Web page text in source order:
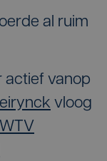
al ruim
actief vanop
vloog